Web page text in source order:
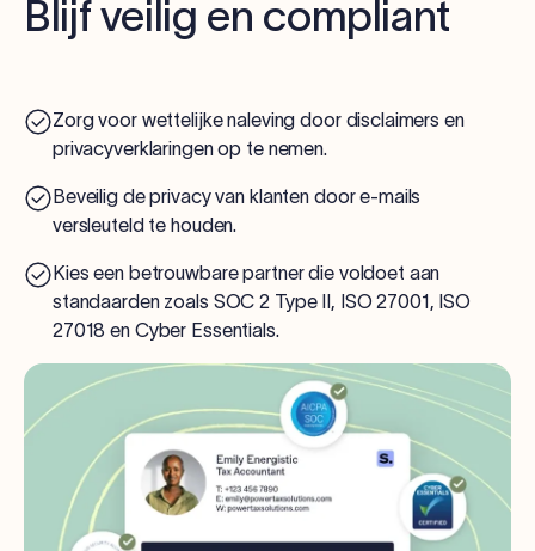
Blijf veilig en compliant
Zorg voor wettelijke naleving door disclaimers en
privacyverklaringen op te nemen.
Beveilig de privacy van klanten door e-mails
versleuteld te houden.
Kies een betrouwbare partner die voldoet aan
standaarden zoals SOC 2 Type II, ISO 27001, ISO
27018 en Cyber Essentials.